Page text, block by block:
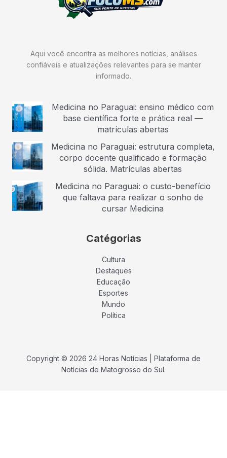
Aqui você encontra as melhores notícias, análises
confiáveis e atualizações relevantes para se manter
informado.
Medicina no Paraguai: ensino médico com
base científica forte e prática real —
matrículas abertas
Medicina no Paraguai: estrutura completa,
corpo docente qualificado e formação
sólida. Matrículas abertas
Medicina no Paraguai: o custo-benefício
que faltava para realizar o sonho de
cursar Medicina
Catégorias
Cultura
Destaques
Educação
Esportes
Mundo
Política
Copyright © 2026 24 Horas Notícias | Plataforma de
Notícias de Matogrosso do Sul.